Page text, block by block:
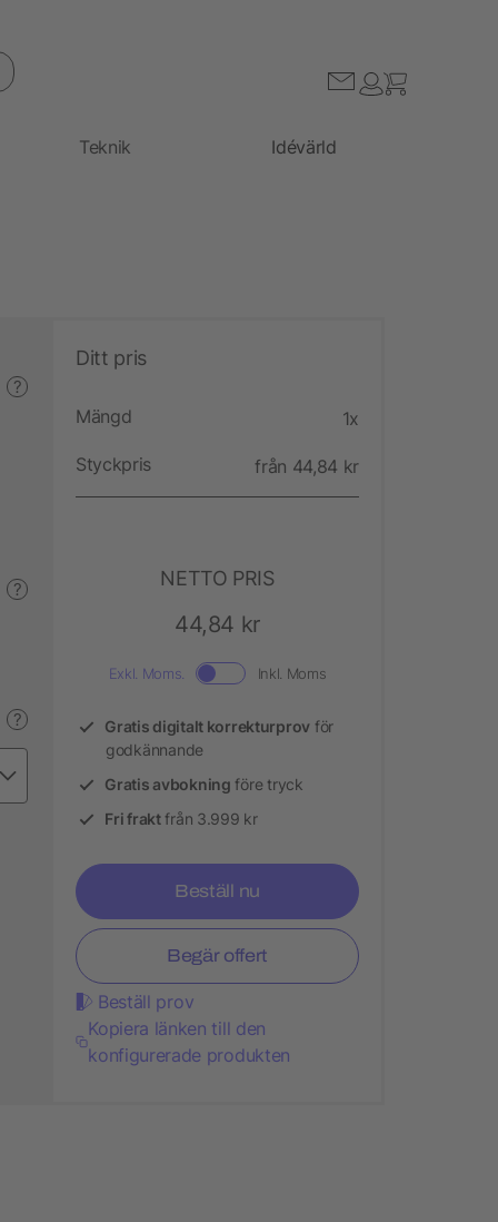
Teknik Idévärld
?
?
?
Ditt pris
Mängd 1x
Styckpris från 44,84 kr
NETTO PRIS
44,84 kr
Exkl. Moms. Inkl. Moms
Gratis digitalt korrekturprov för
godkännande
Gratis avbokning före tryck
Fri fraktfrån 3.999 kr
Beställ nu
Begär offert
Beställ prov
Kopiera länken till den
konfigurerade produkten